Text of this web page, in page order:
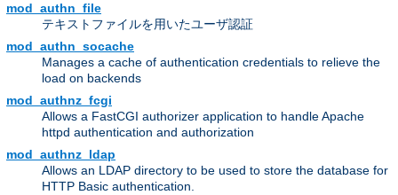
mod_authn_file
テキストファイルを用いたユーザ認証
mod_authn_socache
Manages a cache of authentication credentials to relieve the
load on backends
mod_authnz_fcgi
Allows a FastCGI authorizer application to handle Apache
httpd authentication and authorization
mod_authnz_ldap
Allows an LDAP directory to be used to store the database for
HTTP Basic authentication.